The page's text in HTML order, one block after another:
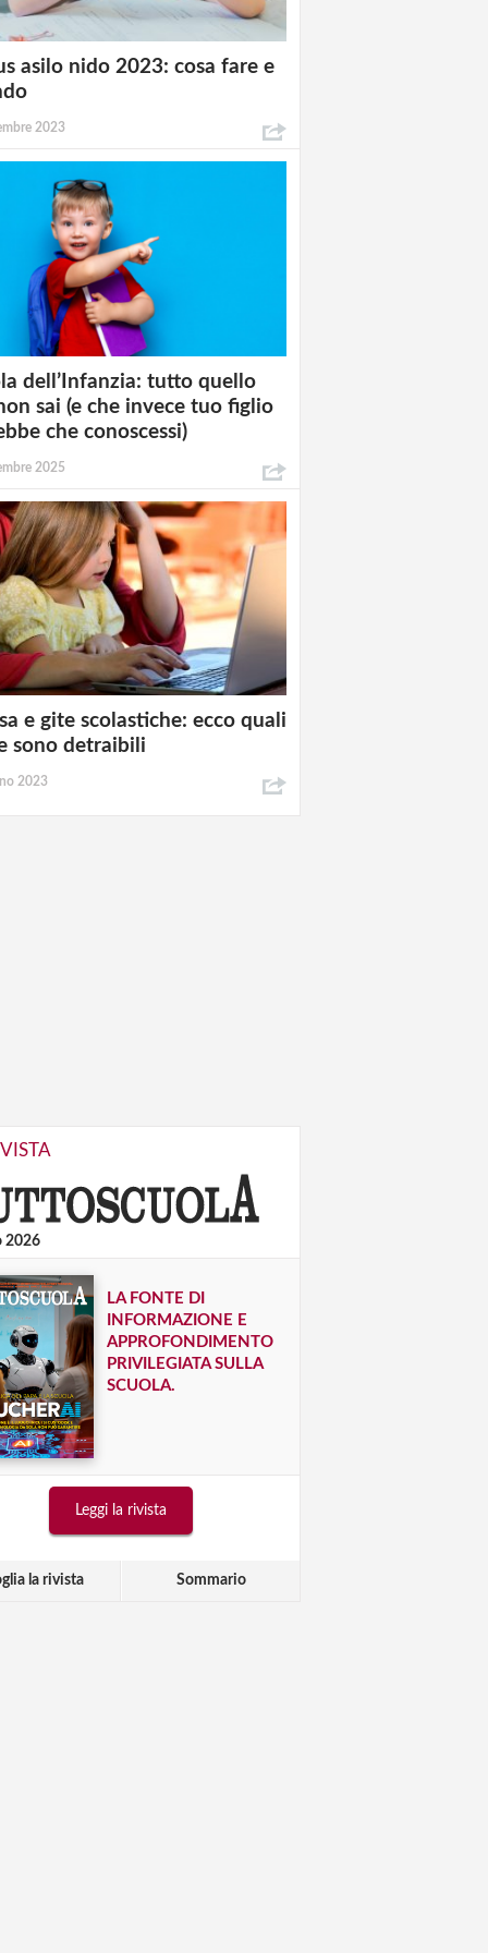
asilo nido 2023: cosa fare e
2023
dell’Infanzia: tutto quello
sai (e che invece tuo figlio
che conoscessi)
2025
e gite scolastiche: ecco quali
sono detraibili
2023
2026
LA FONTE DI
INFORMAZIONE E
APPROFONDIMENTO
PRIVILEGIATA SULLA
SCUOLA.
Leggi la rivista
la rivista Sommario